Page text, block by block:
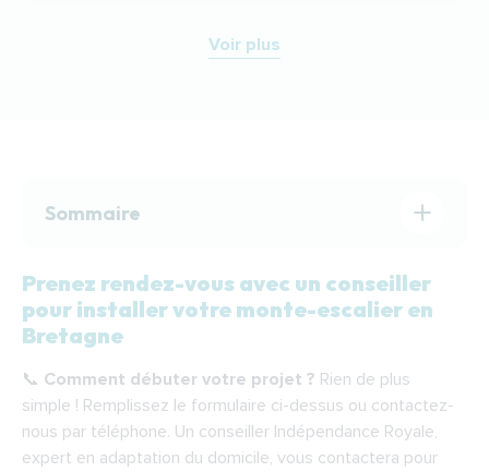
Voir plus
Sommaire
Prenez rendez-vous avec un conseiller pour
installer votre monte-escalier en Bretagne
domicile en Bretagne
Étapes de l’installation de votre monte-
escalier en Bretagne
Prenez rendez-vous avec un conseiller
pour installer votre monte-escalier en
Bretagne
📞 Comment débuter votre projet ? Rien de plus
simple ! Remplissez le formulaire ci-dessus ou contactez-
nous par téléphone. Un conseiller Indépendance Royale,
expert en adaptation du domicile, vous contactera pour